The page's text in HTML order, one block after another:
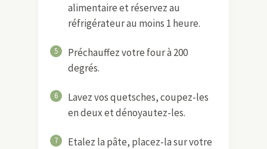
alimentaire et réservez au
réfrigérateur au moins 1 heure.
5
Préchauffez votre four à 200
degrés.
6
Lavez vos quetsches, coupez-les
en deux et dénoyautez-les.
7
Etalez la pâte, placez-la sur votre